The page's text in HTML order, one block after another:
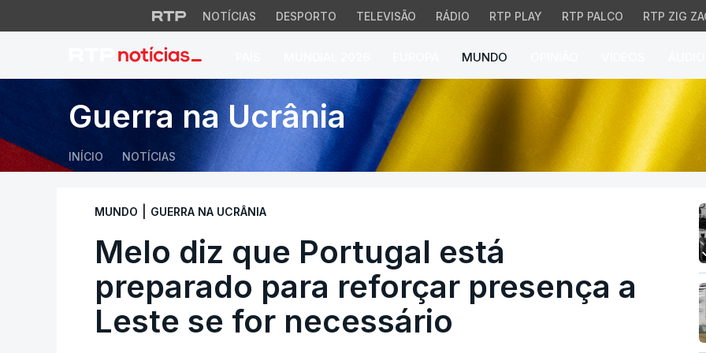
NOTÍCIAS DESPORTO TELEVISÃO RÁDIO RTP PLAY RTP PALCO RTP ZIG
MUNDO
Melo diz que Portugal está preparado
Guerra na Ucrânia
INÍCIO NOTÍCIAS
MUNDO GUERRA NA UCRÂNIA
Melo diz que Portugal está
preparado para reforçar presença a
Leste se for necessário